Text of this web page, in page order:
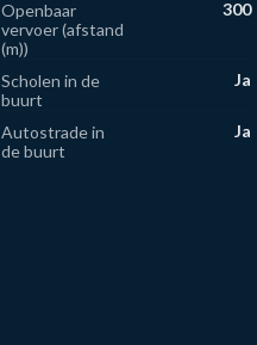
Openbaar
vervoer (afstand
(m))
300
Scholen in de
buurt
Ja
Autostrade in
de buurt
Ja